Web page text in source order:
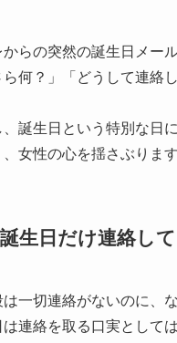
からの突然の誕生日メー
ら何？」「どうして連絡
、誕生日という特別な日
、女性の心を揺さぶります
生日だけ連絡し
は一切連絡がないのに、
は連絡を取る口実として